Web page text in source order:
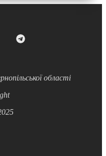
області